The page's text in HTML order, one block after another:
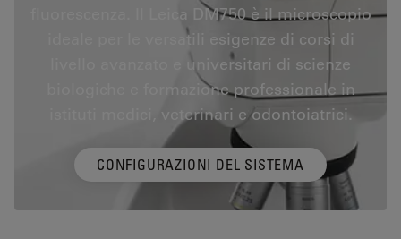
fluorescenza. Il Leica DM750 è il microscopio
ideale per le versatili esigenze di corsi di
livello avanzato e universitari di scienze
biologiche e formazione professionale in
istituti medici, veterinari e odontoiatrici.
CONFIGURAZIONI DEL SISTEMA